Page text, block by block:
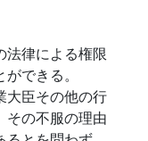
法律による権限
できる。
大臣その他の行
その不服の理由